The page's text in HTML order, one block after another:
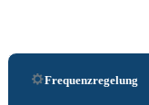
Frequenzregelung